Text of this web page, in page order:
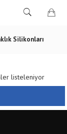
Silikonları
listeleniyor